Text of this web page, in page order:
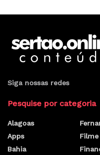
Siga nossas redes
Pesquise por categoria
Alagoas
Apps
Bahia
Filme